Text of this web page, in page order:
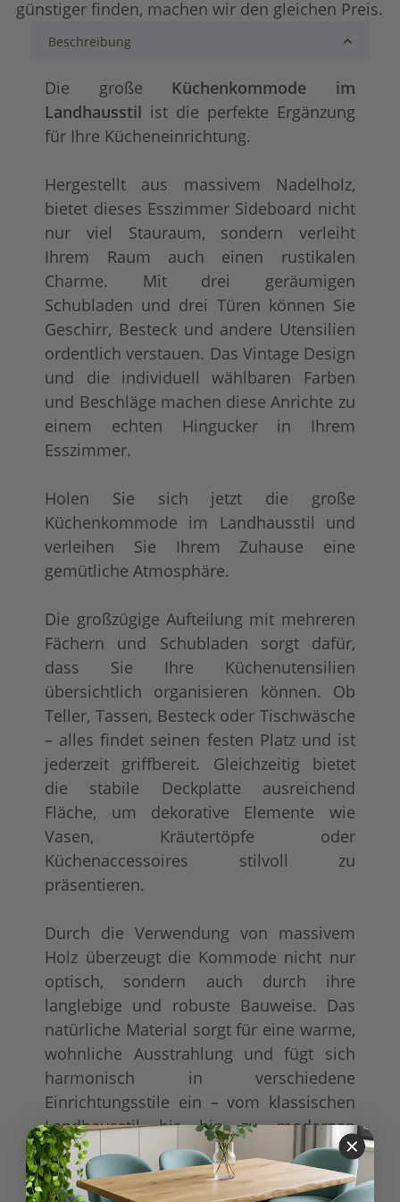
lackiert
+ 320,00 € shabby chic /
tief gebürstet
+ 606,00 € Konfigurator
+ 506,00 €
günstiger finden, machen wir den gleichen Preis.
Beschreibung
Die große Küchenkommode im
Landhausstil ist die perfekte Ergänzung
für Ihre Kücheneinrichtung.
Hergestellt aus massivem Nadelholz,
bietet dieses Esszimmer Sideboard nicht
nur viel Stauraum, sondern verleiht
Ihrem Raum auch einen rustikalen
Charme. Mit drei geräumigen
Schubladen und drei Türen können Sie
Geschirr, Besteck und andere Utensilien
ordentlich verstauen. Das Vintage Design
und die individuell wählbaren Farben
und Beschläge machen diese Anrichte zu
einem echten Hingucker in Ihrem
Esszimmer.
Holen Sie sich jetzt die große
Küchenkommode im Landhausstil und
verleihen Sie Ihrem Zuhause eine
gemütliche Atmosphäre.
Die großzügige Aufteilung mit mehreren
Fächern und Schubladen sorgt dafür,
dass Sie Ihre Küchenutensilien
übersichtlich organisieren können. Ob
Teller, Tassen, Besteck oder Tischwäsche
– alles findet seinen festen Platz und ist
jederzeit griffbereit. Gleichzeitig bietet
die stabile Deckplatte ausreichend
Fläche, um dekorative Elemente wie
Vasen, Kräutertöpfe oder
Küchenaccessoires stilvoll zu
präsentieren.
Durch die Verwendung von massivem
Holz überzeugt die Kommode nicht nur
optisch, sondern auch durch ihre
langlebige und robuste Bauweise. Das
natürliche Material sorgt für eine warme,
wohnliche Ausstrahlung und fügt sich
harmonisch in verschiedene
Einrichtungsstile ein – vom klassischen
Landhausstil bis hin zu modernen
Wohnkonzepten.